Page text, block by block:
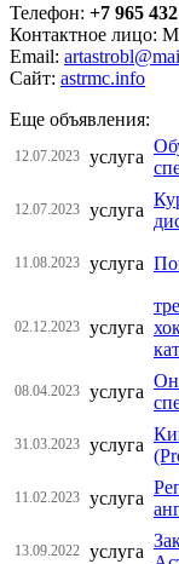
Телефон: +7 965
Контактное лицо:
Email:
Сайт: astrmc.info
Еще объявления:
12.07.2023 услуга
12.07.2023 услуга
11.08.2023 услуга
02.12.2023 услуга
08.04.2023 услуга
31.03.2023 услуга
11.02.2023 услуга
13.09.2022 услуга